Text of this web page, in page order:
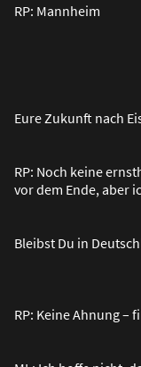
RP: Mannheim
Eure Zukunft nach
RP: Noch keine
vor dem Ende, aber
Bleibst Du in
RP: Keine Ahnung –